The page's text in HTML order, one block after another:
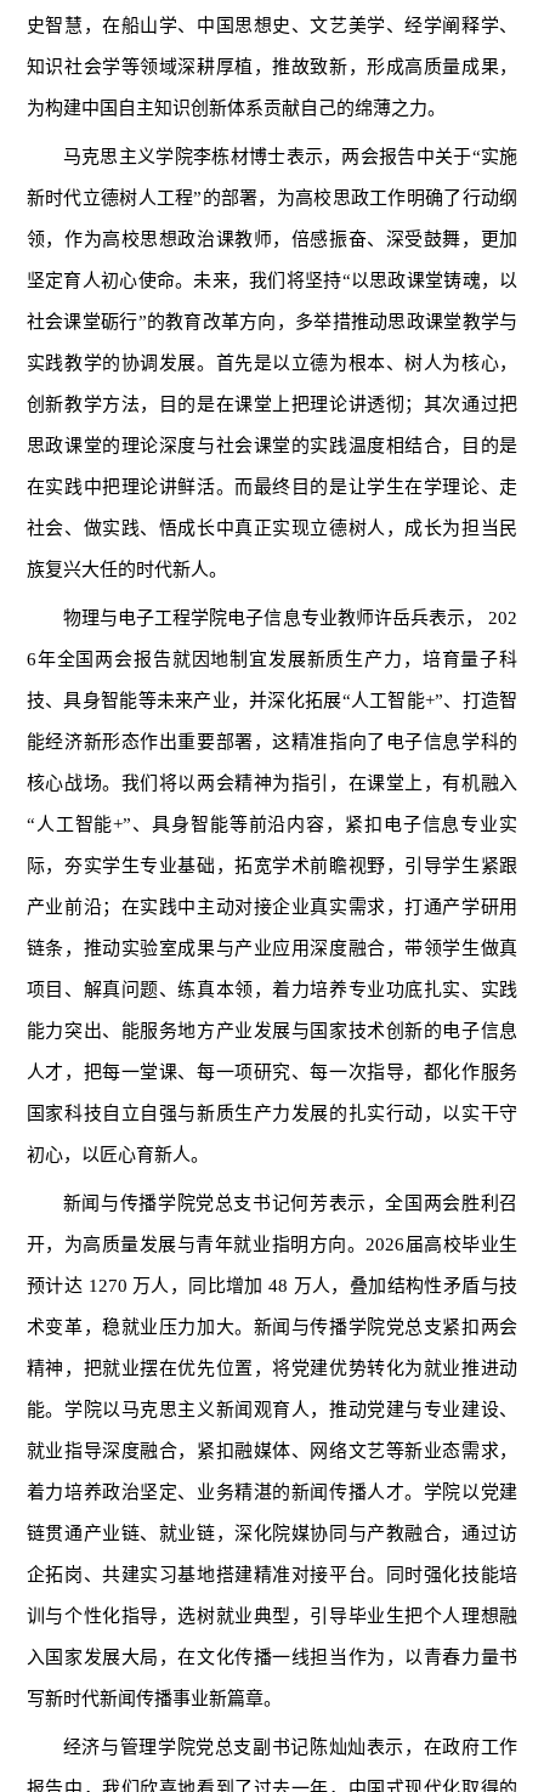
史智慧，在船山学、中国思想史、文艺美学、经学阐释学、
知识社会学等领域深耕厚植，推故致新，形成高质量成果，
为构建中国自主知识创新体系贡献自己的绵薄之力。
马克思主义学院李栋材博士表示，两会报告中关于“实施
新时代立德树人工程”的部署，为高校思政工作明确了行动纲
领，作为高校思想政治课教师，倍感振奋、深受鼓舞，更加
坚定育人初心使命。未来，我们将坚持“以思政课堂铸魂，以
社会课堂砺行”的教育改革方向，多举措推动思政课堂教学与
实践教学的协调发展。首先是以立德为根本、树人为核心，
创新教学方法，目的是在课堂上把理论讲透彻；其次通过把
思政课堂的理论深度与社会课堂的实践温度相结合，目的是
在实践中把理论讲鲜活。而最终目的是让学生在学理论、走
社会、做实践、悟成长中真正实现立德树人，成长为担当民
族复兴大任的时代新人。
物理与电子工程学院电子信息专业教师许岳兵表示， 202
6年全国两会报告就因地制宜发展新质生产力，培育量子科
技、具身智能等未来产业，并深化拓展“人工智能+”、打造智
能经济新形态作出重要部署，这精准指向了电子信息学科的
核心战场。我们将以两会精神为指引，在课堂上，有机融入
“人工智能+”、具身智能等前沿内容，紧扣电子信息专业实
际，夯实学生专业基础，拓宽学术前瞻视野，引导学生紧跟
产业前沿；在实践中主动对接企业真实需求，打通产学研用
链条，推动实验室成果与产业应用深度融合，带领学生做真
项目、解真问题、练真本领，着力培养专业功底扎实、实践
能力突出、能服务地方产业发展与国家技术创新的电子信息
人才，把每一堂课、每一项研究、每一次指导，都化作服务
国家科技自立自强与新质生产力发展的扎实行动，以实干守
初心，以匠心育新人。
新闻与传播学院党总支书记何芳表示，全国两会胜利召
开，为高质量发展与青年就业指明方向。2026届高校毕业生
预计达 1270 万人，同比增加 48 万人，叠加结构性矛盾与技
术变革，稳就业压力加大。新闻与传播学院党总支紧扣两会
精神，把就业摆在优先位置，将党建优势转化为就业推进动
能。学院以马克思主义新闻观育人，推动党建与专业建设、
就业指导深度融合，紧扣融媒体、网络文艺等新业态需求，
着力培养政治坚定、业务精湛的新闻传播人才。学院以党建
链贯通产业链、就业链，深化院媒协同与产教融合，通过访
企拓岗、共建实习基地搭建精准对接平台。同时强化技能培
训与个性化指导，选树就业典型，引导毕业生把个人理想融
入国家发展大局，在文化传播一线担当作为，以青春力量书
写新时代新闻传播事业新篇章。
经济与管理学院党总支副书记陈灿灿表示，在政府工作